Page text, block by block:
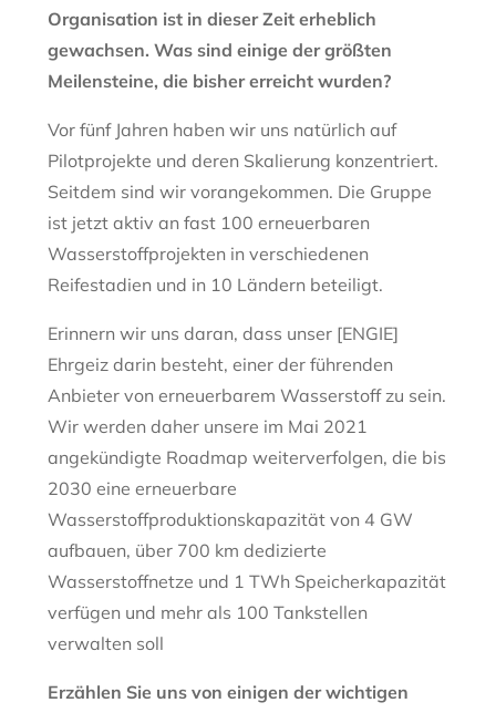
Organisation ist in dieser Zeit erheblich
gewachsen. Was sind einige der größten
Meilensteine, die bisher erreicht wurden?
Vor fünf Jahren haben wir uns natürlich auf
Pilotprojekte und deren Skalierung konzentriert.
Seitdem sind wir vorangekommen. Die Gruppe
ist jetzt aktiv an fast 100 erneuerbaren
Wasserstoffprojekten in verschiedenen
Reifestadien und in 10 Ländern beteiligt.
Erinnern wir uns daran, dass unser [ENGIE]
Ehrgeiz darin besteht, einer der führenden
Anbieter von erneuerbarem Wasserstoff zu sein.
Wir werden daher unsere im Mai 2021
angekündigte Roadmap weiterverfolgen, die bis
2030 eine erneuerbare
Wasserstoffproduktionskapazität von 4 GW
aufbauen, über 700 km dedizierte
Wasserstoffnetze und 1 TWh Speicherkapazität
verfügen und mehr als 100 Tankstellen
verwalten soll
Erzählen Sie uns von einigen der wichtigen